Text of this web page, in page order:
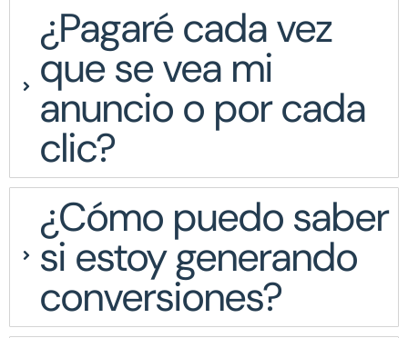
¿Pagaré cada vez
que se vea mi
anuncio o por cada
clic?
¿Cómo puedo saber
si estoy generando
conversiones?